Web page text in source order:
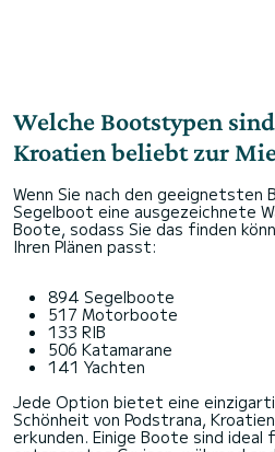
Welche Bootstypen
Kroatien beliebt zur
Wenn Sie nach den geeignetsten
Segelboot eine ausgezeichnete
Boote, sodass Sie das finden
Ihren Plänen passt:
894 Segelboote
517 Motorboote
133 RIB
506 Katamarane
141 Yachten
Jede Option bietet eine
Schönheit von Podstrana,
erkunden. Einige Boote sind ideal